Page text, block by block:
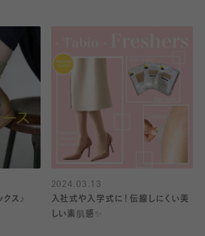
クス♪
2024.03.13
入社式や入学式に！伝線しにくい美
しい素肌感✨